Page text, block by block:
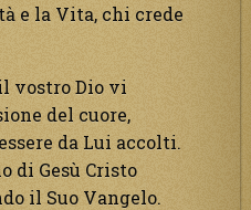
e la Vita, chi crede
vostro Dio vi
del cuore,
da Lui accolti.
di Gesù Cristo
il Suo Vangelo.